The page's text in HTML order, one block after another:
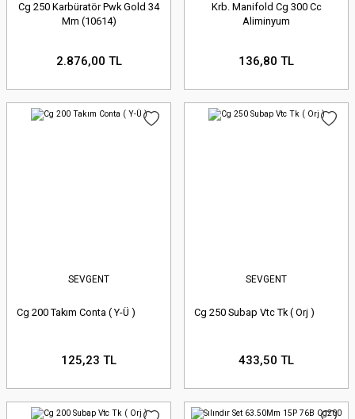
Cg 250 Karbüratör Pwk Gold 34
Mm (10614)
2.876,00 TL
Krb. Manifold Cg 300 Cc
Aliminyum
136,80 TL
SEVGENT
Cg 200 Takım Conta ( Y-Ü )
125,23 TL
SEVGENT
Cg 250 Subap Vtc Tk ( Orj )
433,50 TL